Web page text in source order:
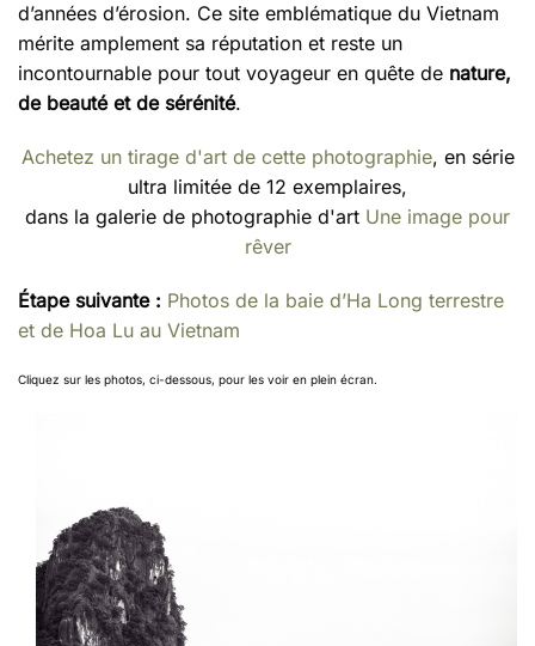
d’années d’érosion. Ce site emblématique du Vietnam
mérite amplement sa réputation et reste un
incontournable pour tout voyageur en quête de nature,
de beauté et de sérénité.
Achetez un tirage d'art de cette photographie, en série
ultra limitée de 12 exemplaires,
dans la galerie de photographie d'art Une image pour
rêver
Étape suivante : Photos de la baie d’Ha Long terrestre
et de Hoa Lu au Vietnam
Cliquez sur les photos, ci-dessous, pour les voir en plein écran.